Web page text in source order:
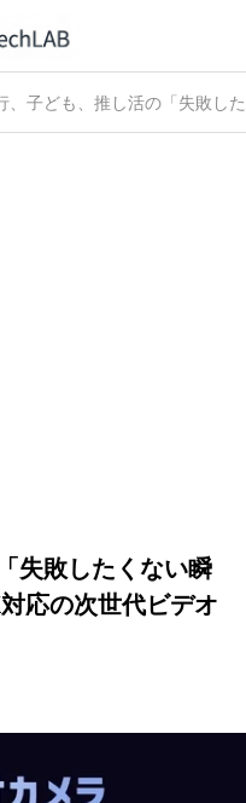
、子ども、推し活の「失敗し
失敗したくない瞬
応の次世代ビデオ